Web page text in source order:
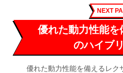
NEXT
優れた動力性能を
のハイブ
優れた動力性能を備えるレク